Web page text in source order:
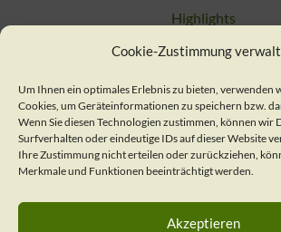
Cookie-Zustimmung
Um Ihnen ein optimales Erlebnis zu bieten, verwenden
Cookies, um Geräteinformationen zu speichern bzw.
Wenn Sie diesen Technologien zustimmen, können wir
Surfverhalten oder eindeutige IDs auf dieser Website
Ihre Zustimmung nicht erteilen oder zurückziehen,
Merkmale und Funktionen beeinträchtigt werden.
Akzeptieren
Highlights
Suchen
Kontakt
Verein / Geschäftsstelle
Nachsorgeteam